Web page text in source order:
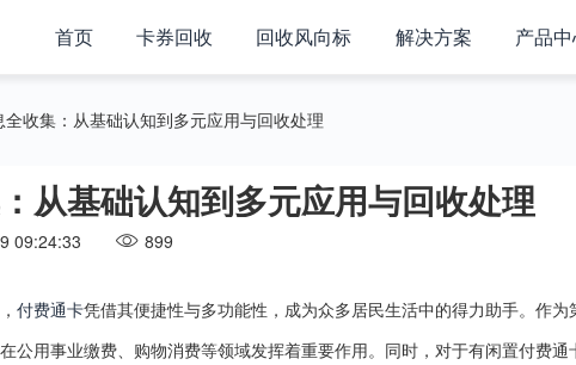
首页 卡券回收 回收风向标 解决方案 产品
收集：从基础认知到多元应用与回收处理
从基础认知到多元应用与回收处理
09:24:33 899
付费通卡凭借其便捷性与多功能性，成为众多居民生活中的得力助手。作为
公用事业缴费、购物消费等领域发挥着重要作用。同时，对于有闲置付费通